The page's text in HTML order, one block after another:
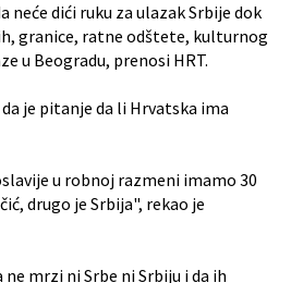
neće dići ruku za ulazak Srbije dok
granice, ratne odštete, kulturnog
u Beogradu, prenosi HRT.
je pitanje da li Hrvatska ima
u robnoj razmeni imamo 30
drugo je Srbija", rekao je
mrzi ni Srbe ni Srbiju i da ih